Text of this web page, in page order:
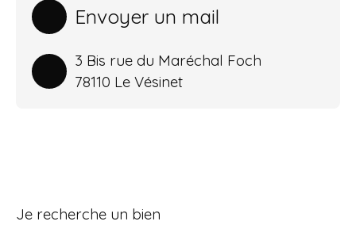
Envoyer un mail
3 Bis rue du Maréchal Foch
78110 Le Vésinet
Je recherche un bien